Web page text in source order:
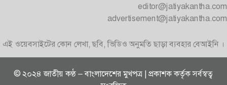
editor@jatiyakantha.com
advertisement@jatiyakantha.com
এই ওয়েবসাইটের কোন লেখা, ছবি, ভিডিও অনুমতি ছাড়া ব্যবহার বেআইনি ।
© ২০২৪ জাতীয় কণ্ঠ – বাংলাদেশের মুখপত্র | প্রকাশক কর্তৃক সর্বস্বত্ব